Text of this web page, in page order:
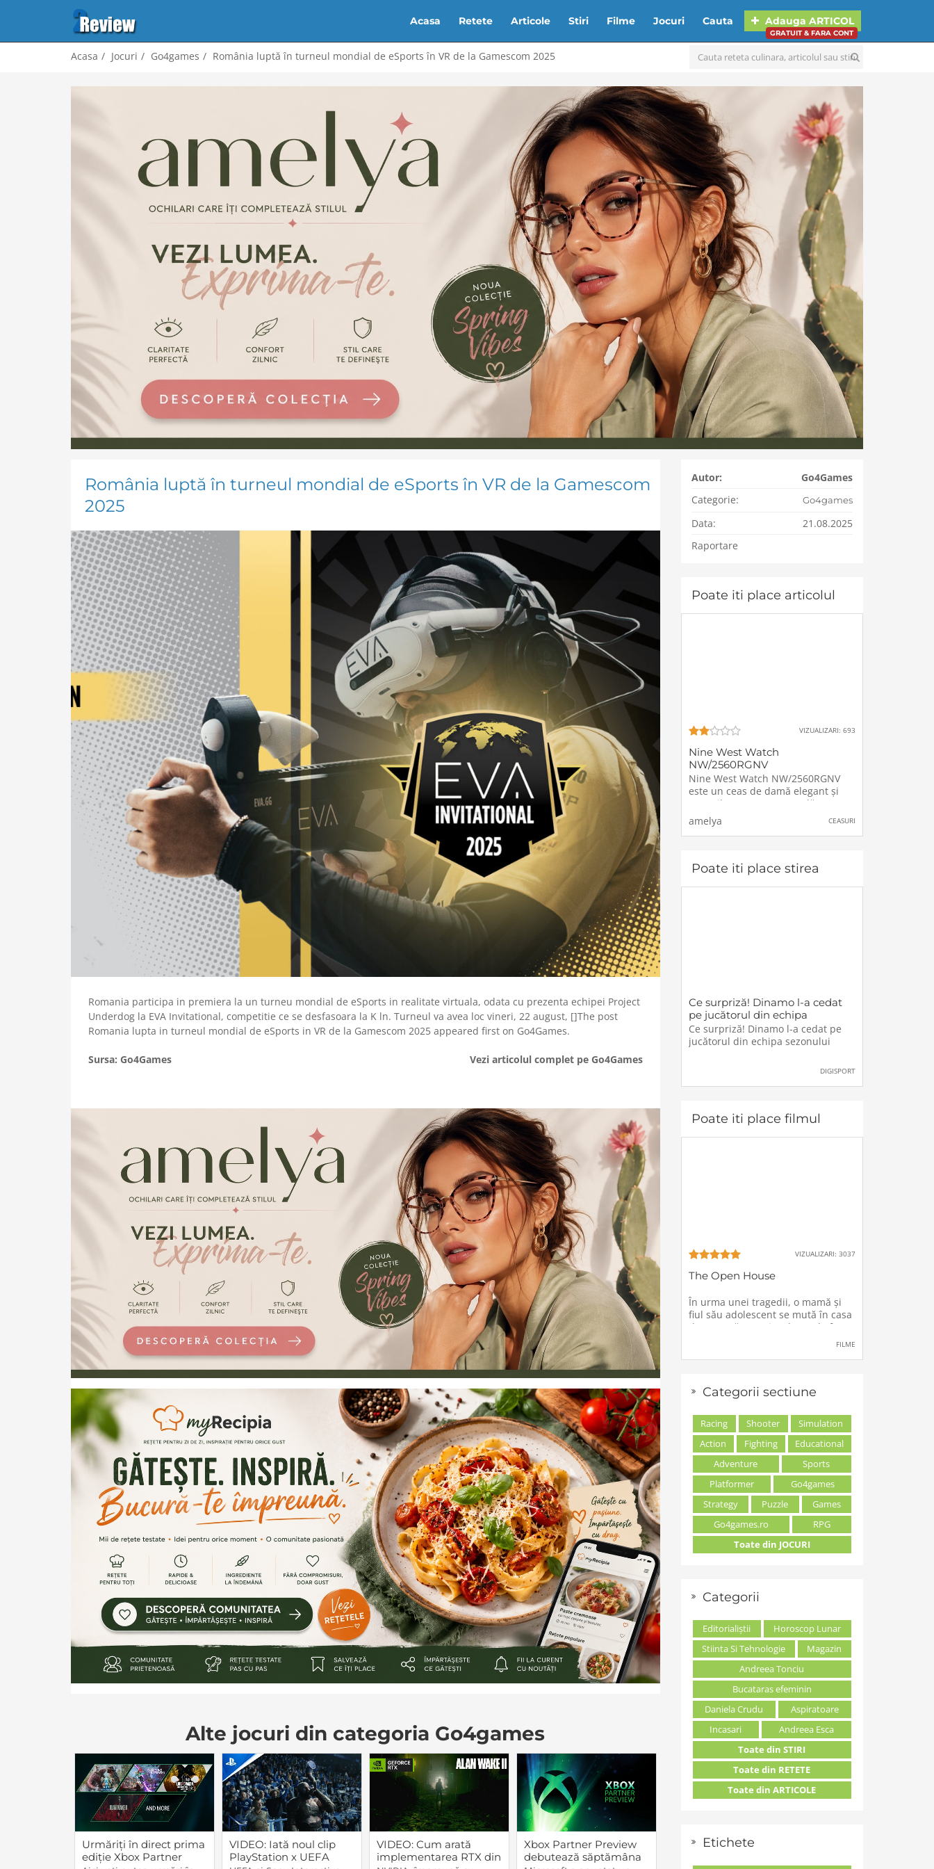
Acasa Retete Articole Stiri Filme Jocuri Cauta Adauga ARTICOL
GRATUIT & FARA CONT
Acasa Jocuri Go4games România luptă în turneul mondial de eSports în VR de la Gamescom 2025
România luptă în turneul mondial de eSports în VR de la Gamescom
2025
Romania participa in premiera la un turneu mondial de eSports in realitate virtuala, odata cu prezenta echipei Project
Underdog la EVA Invitational, competitie ce se desfasoara la K ln. Turneul va avea loc vineri, 22 august, []The post
Romania lupta in turneul mondial de eSports in VR de la Gamescom 2025 appeared first on Go4Games.
Sursa: Go4Games Vezi articolul complet pe Go4Games
Alte jocuri din categoria Go4games
Urmăriți în direct prima
ediție Xbox Partner
VIDEO: Iată noul clip
PlayStation x UEFA
VIDEO: Cum arată
implementarea RTX din
Xbox Partner Preview
debutează săptămâna
Autor:
Go4Games
Categorie:
Go4games
Data:
21.08.2025
Raportare
Poate iti place articolul
VIZUALIZARI: 693
Nine West Watch
NW/2560RGNV
Nine West Watch NW/2560RGNV
este un ceas de damă elegant și
versatil, creat pentru a adăuga un
plus de rafinament oricărei ținute.
Cu un design modern și
pentru
amelya CEASURI
Poate iti place stirea
Ce surpriză! Dinamo l-a cedat
pe jucătorul din echipa
sezonului
Ce surpriză! Dinamo l-a cedat pe
jucătorul din echipa sezonului
DIGISPORT
Poate iti place filmul
VIZUALIZARI: 3037
The Open House
În urma unei tragedii, o mamă şi
fiul său adolescent se mută în casa
de vacanţă a unei rude, unde forţe
FILME
Categorii sectiune
Racing Shooter
Simulation
Action
Fighting
Educational
Adventure
Sports
Platformer
Go4games
Strategy
Puzzle
Games
Go4games.ro
RPG
Toate din JOCURI
Categorii
Editorialiștii
Horoscop Lunar
Stiinta Si Tehnologie
Magazin
Andreea Tonciu
Bucataras efeminin
Daniela Crudu
Aspiratoare
Incasari
Andreea Esca
Toate din STIRI
Toate din RETETE
Toate din ARTICOLE
Etichete